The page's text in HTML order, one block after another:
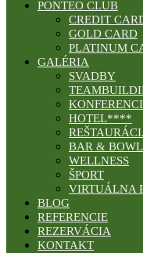
PONTEO CLUB
CREDIT
GOLD CARD
PLATINUM
GALÉRIA
SVADBY
HOTEL****
BAR &
WELLNESS
ŠPORT
VIRTUÁLNA
BLOG
REFERENCIE
REZERVÁCIA
KONTAKT